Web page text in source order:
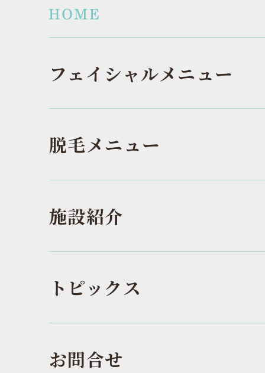
フェイシャルメニュー
脱毛メニュー
施設紹介
トピックス
お問合せ